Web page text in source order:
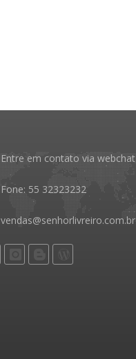
Entre em contato via webchat
Fone: 55 32323232
vendas@senhorlivreiro.com.br